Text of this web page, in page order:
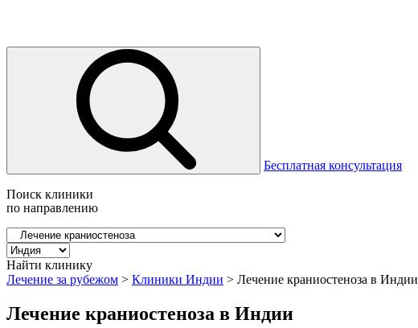
Бесплатная консультация
Поиск клиники
по направлению
Найти клинику
Лечение за рубежом > Клиники Индии > Лечение краниостеноза в Индии
Лечение краниостеноза в Индии